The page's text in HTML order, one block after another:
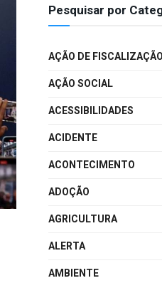
Pesquisar por
AÇÃO DE FISCALIZAÇÃO
AÇÃO SOCIAL
ACESSIBILIDADES
ACIDENTE
ACONTECIMENTO
ADOÇÃO
AGRICULTURA
ALERTA
AMBIENTE